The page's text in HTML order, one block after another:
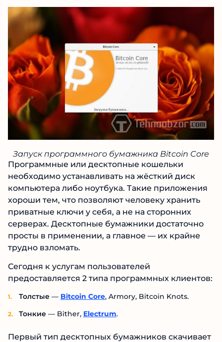
Запуск программного бумажника Bitcoin Core
Программные или десктопные кошельки
необходимо устанавливать на жёсткий диск
компьютера либо ноутбука. Такие приложения
хороши тем, что позволяют человеку хранить
приватные ключи у себя, а не на сторонних
серверах. Десктопные бумажники достаточно
просты в применении, а главное — их крайне
трудно взломать.
Сегодня к услугам пользователей
предоставляется 2 типа программных клиентов:
Толстые — Bitcoin Core, Armory, Bitcoin Knots.
Тонкие — Bither, Electrum.
Первый тип десктопных бумажников скачивает